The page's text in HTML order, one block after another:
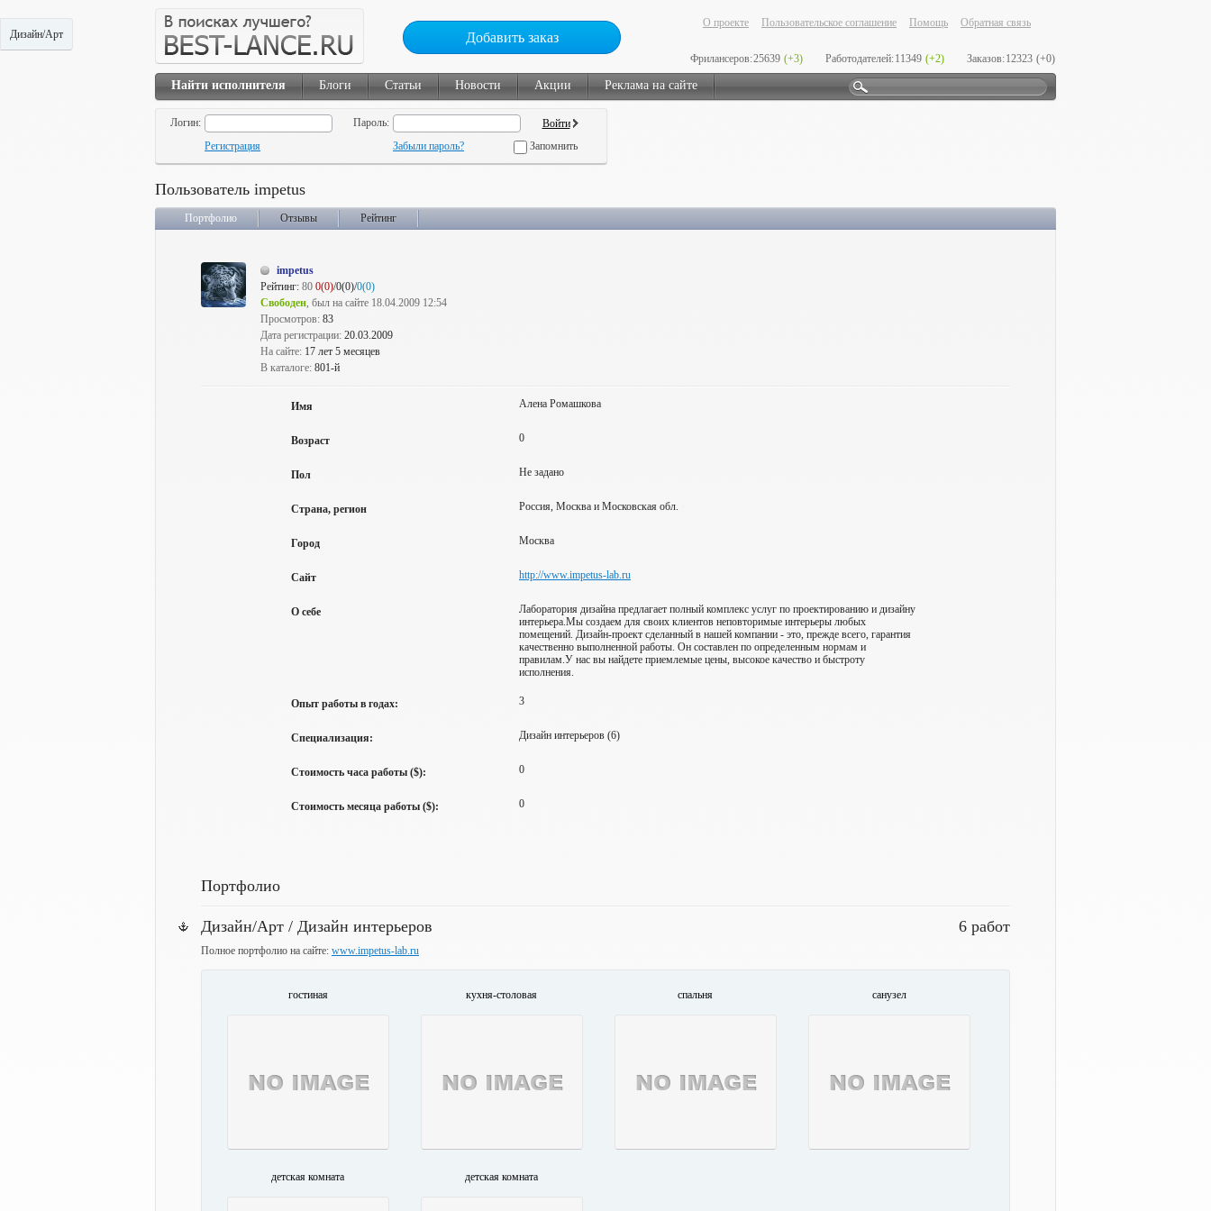
Добавить заказ
О проекте Пользовательское соглашение Помощь Обратная связь
Фрилансеров:25639 (+3) Работодателей:11349 (+2) Заказов:12323 (+0)
Найти исполнителя Блоги Статьи Новости Акции Реклама на сайте
Логин:
Пароль:
Регистрация
Забыли пароль? Запомнить
Пользователь impetus
Портфолио Отзывы Рейтинг
impetus
Рейтинг: 80 0(0)/0(0)/0(0)
Свободен, был на сайте 18.04.2009 12:54
Просмотров: 83
Дата регистрации: 20.03.2009
На сайте: 17 лет 5 месяцев
В каталоге: 801-й
Дизайн/Арт
Имя Алена Ромашкова
Возраст 0
Пол Не задано
Страна, регион Россия, Москва и Московская обл.
Город Москва
Сайт http://www.impetus-lab.ru
О себе
Лаборатория дизайна предлагает полный комплекс услуг по проектированию и дизайну
интерьера.Мы создаем для своих клиентов неповторимые интерьеры любых
помещений. Дизайн-проект сделанный в нашей компании - это, прежде всего, гарантия
качественно выполненной работы. Он составлен по определенным нормам и
правилам.У нас вы найдете приемлемые цены, высокое качество и быстроту
исполнения.
Опыт работы в годах: 3
Специализация: Дизайн интерьеров (6)
Стоимость часа работы ($): 0
Стоимость месяца работы ($): 0
Портфолио
Дизайн/Арт / Дизайн интерьеров 6 работ
Полное портфолио на сайте: www.impetus-lab.ru
гостиная кухня-столовая спальня санузел
детская комната детская комната